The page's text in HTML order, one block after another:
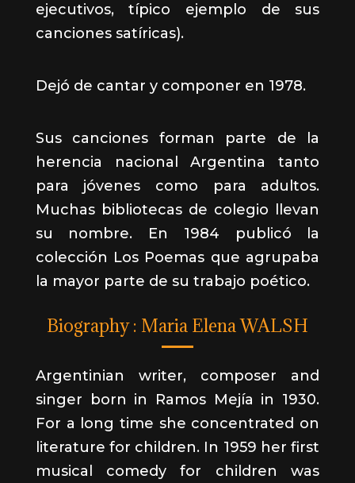
ejecutivos, típico ejemplo de sus
canciones satíricas).
Dejó de cantar y componer en 1978.
Sus canciones forman parte de la
herencia nacional Argentina tanto
para jóvenes como para adultos.
Muchas bibliotecas de colegio llevan
su nombre. En 1984 publicó la
colección Los Poemas que agrupaba
la mayor parte de su trabajo poético.
Biography : Maria Elena WALSH
Argentinian writer, composer and
singer born in Ramos Mejía in 1930.
For a long time she concentrated on
literature for children. In 1959 her first
musical comedy for children was